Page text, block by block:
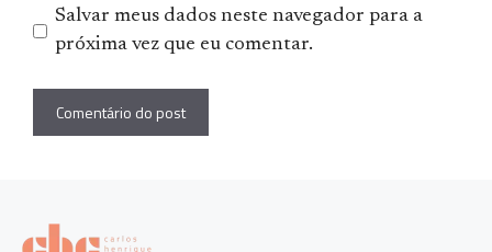
Salvar meus dados neste navegador para a
próxima vez que eu comentar.